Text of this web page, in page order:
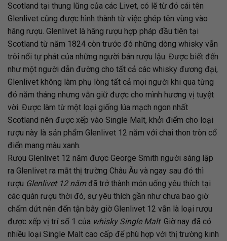
Scotland tại thung lũng của các Livet, có lẽ từ đó cái tên
Glenlivet cũng được hình thành từ việc ghép tên vùng vào
hãng rượu. Glenlivet là hãng rượu hợp pháp đầu tiên tại
Scotland từ năm 1824 còn trước đó những dòng whisky vẫn
trôi nổi tự phát của những người bán rượu lậu. Được biết đến
như một người dẫn đường cho tất cả các whisky đương đại,
Glenlivet không làm phụ lòng tất cả mọi người khi qua từng
đó năm tháng nhưng vẫn giữ được cho mình hương vị tuyệt
vời. Được làm từ một loại giống lúa mạch ngon nhất
Scotland nên được xếp vào Single Malt, khởi điểm cho loại
rượu này là sản phẩm Glenlivet 12 năm với chai thon tròn cổ
điển mang màu xanh.
Rượu Glenlivet 12 năm được George Smith người sáng lập
ra Glenlivet ra mắt thị trường Châu Âu và ngay sau đó thì
rượu Glenlivet 12 nămđã trở thành món uống yêu thích tại
các quán rượu thời đó, sự yêu thích gần như chưa bao giờ
chấm dứt nên đến tận bây giờ Glenlivet 12 vẫn là loại rượu
được xếp vị trí số 1 của whisky Single Malt. Giờ nay đã có
nhiều loại Single Malt cao cấp để phù hợp với thị trường kinh